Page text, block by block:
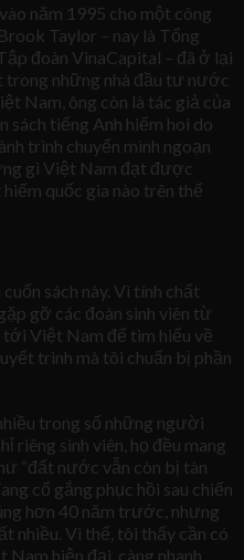
năm 1995 cho một công
Taylor – nay là Tổng
đoàn VinaCapital – đã ở lại
trong những nhà đầu tư nước
Nam, ông còn là tác giả của
sách tiếng Anh hiếm hoi do
trình chuyển mình ngoạn
gì Việt Nam đạt được
quốc gia nào trên thế
sách này. Vì tính chất
gỡ các đoàn sinh viên từ
Việt Nam để tìm hiểu về
trình mà tôi chuẩn bị phần
trong số những người
riêng sinh viên, họ đều mang
“đất nước vẫn còn bị tàn
cố gắng phục hồi sau chiến
hơn 40 năm trước, nhưng
nhiều. Vì thế, tôi thấy cần có
hiện đại, càng nhanh